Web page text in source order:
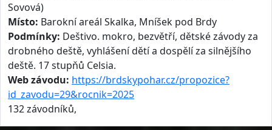
Sovová)
Místo: Barokní areál Skalka, Mníšek pod Brdy
Podmínky: Deštivo. mokro, bezvětří, dětské závody za
drobného deště, vyhlášení dětí a dospělí za silnějšího
deště. 17 stupňů Celsia.
Web závodu: https://brdskypohar.cz/propozice?
id_zavodu=29&rocnik=2025
132 závodníků,